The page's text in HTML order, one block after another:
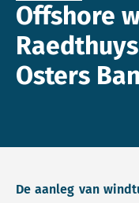
Offshore
Osters
De aanleg van